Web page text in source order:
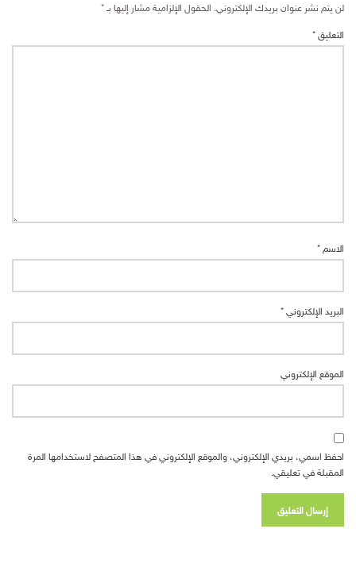
لن يتم نشر عنوان بريدك الإلكتروني. الحقول الإلزامية مشار إليها بـ*
التعليق *
الاسم *
البريد الإلكتروني *
الموقع الإلكتروني
احفظ اسمي، بريدي الإلكتروني، والموقع الإلكتروني في هذا المتصفح لاستخدامها المرة
المقبلة في تعليقي.